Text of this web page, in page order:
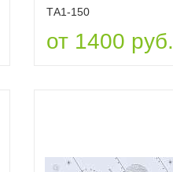
ТА1-150
от 1400 руб.